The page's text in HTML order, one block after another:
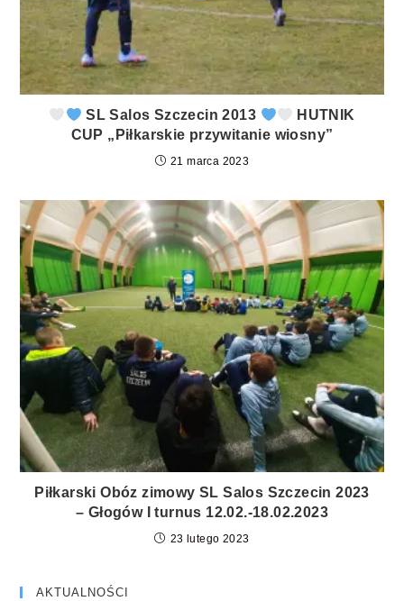
SL Salos Szczecin 2013
HUTNIK
CUP „Piłkarskie przywitanie wiosny”
21 marca 2023
Piłkarski Obóz zimowy SL Salos Szczecin 2023
– Głogów I turnus 12.02.-18.02.2023
23 lutego 2023
AKTUALNOŚCI